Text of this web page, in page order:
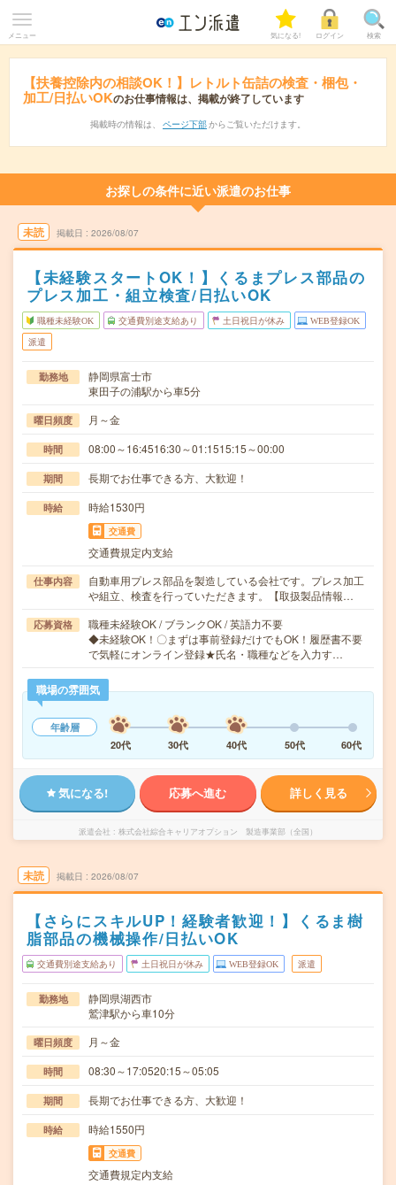
メニュー 気になる! ログイン 検索
【扶養控除内の相談OK！】レトルト缶詰の検査・梱包・
加工/日払いOKのお仕事情報は、掲載が終了しています
掲載時の情報は、 ページ下部 からご覧いただけます。
お探しの条件に近い派遣のお仕事
未読 掲載日 2026/08/07
【未経験スタートOK！】くるまプレス部品の
プレス加工・組立検査/日払いOK
職種未経験OK 交通費別途支給あり 土日祝日が休み WEB登録OK
派遣
勤務地
静岡県富士市
東田子の浦駅から車5分
曜日頻度 月～金
時間 08:00～16:4516:30～01:1515:15～00:00
期間 長期でお仕事できる方、大歓迎！
時給 時給1530円
交通費
交通費規定内支給
仕事内容
自動車用プレス部品を製造している会社です。プレス加工
や組立、検査を行っていただきます。【取扱製品情報…
応募資格
職種未経験OK / ブランクOK / 英語力不要
◆未経験OK！〇まずは事前登録だけでもOK！履歴書不要
で気軽にオンライン登録★氏名・職種などを入力す…
職場の雰囲気
年齢層
20代
30代 40代 50代 60代
気になる! 応募へ進む 詳しく見る
派遣会社 株式会社綜合キャリアオプション 製造事業部（全国）
未読 掲載日 2026/08/07
【さらにスキルUP！経験者歓迎！】くるま樹
脂部品の機械操作/日払いOK
交通費別途支給あり 土日祝日が休み WEB登録OK 派遣
勤務地
静岡県湖西市
鷲津駅から車10分
曜日頻度 月～金
時間 08:30～17:0520:15～05:05
期間 長期でお仕事できる方、大歓迎！
時給 時給1550円
交通費
交通費規定内支給